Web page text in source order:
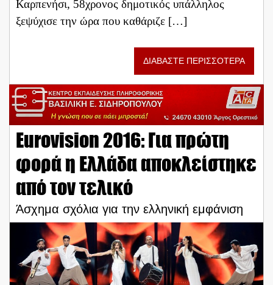
Καρπενήσι, 58χρονος δημοτικός υπάλληλος
ξεψύχισε την ώρα που καθάριζε […]
ΔΙΑΒΑΣΤΕ ΠΕΡΙΣΣΟΤΕΡΑ
Eurovision 2016: Για πρώτη
φορά η Ελλάδα αποκλείστηκε
από τον τελικό
Άσχημα σχόλια για την ελληνική εμφάνιση